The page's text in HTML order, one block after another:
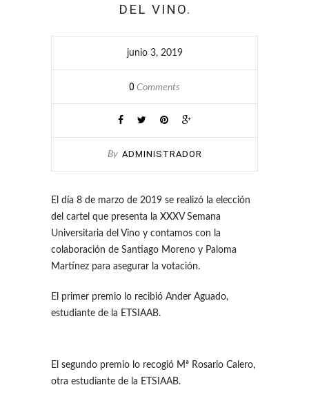
DEL VINO.
junio 3, 2019
0 Comments
By ADMINISTRADOR
El día 8 de marzo de 2019 se realizó la elección
del cartel que presenta la XXXV Semana
Universitaria del Vino y contamos con la
colaboración de Santiago Moreno y Paloma
Martínez para asegurar la votación.
El primer premio lo recibió Ander Aguado,
estudiante de la ETSIAAB.
El segundo premio lo recogió Mª Rosario Calero,
otra estudiante de la ETSIAAB.